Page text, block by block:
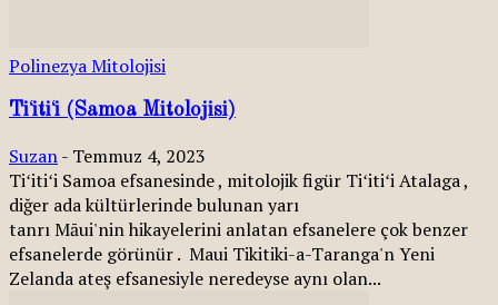
Polinezya Mitolojisi
Tiʻitiʻi (Samoa Mitolojisi)
Suzan- Temmuz 4, 2023
Tiʻitiʻi Samoa efsanesinde , mitolojik figür Tiʻitiʻi Atalaga ,
diğer ada kültürlerinde bulunan yarı
tanrı Māui'nin hikayelerini anlatan efsanelere çok benzer
efsanelerde görünür . Maui Tikitiki-a-Taranga'n Yeni
Zelanda ateş efsanesiyle neredeyse aynı olan...